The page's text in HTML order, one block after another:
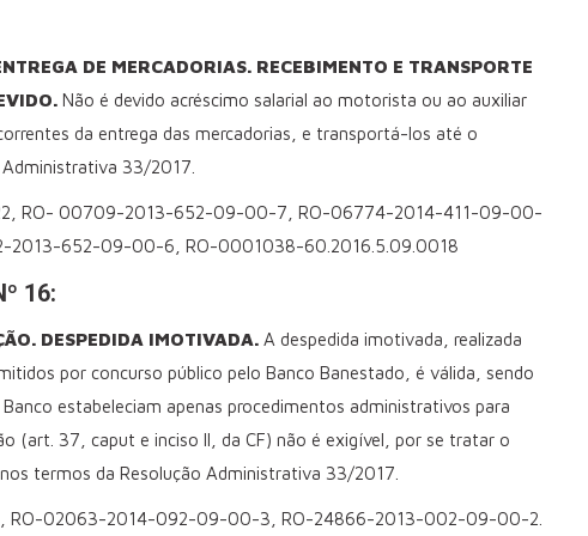
DE MERCADORIAS. RECEBIMENTO E TRANSPORTE
Não é devido acréscimo salarial ao motorista ou ao auxiliar
da entrega das mercadorias, e transportá-los até o
33/2017.
RO- 00709-2013-652-09-00-7, RO-06774-2014-411-09-00-
652-09-00-6, RO-0001038-60.2016.5.09.0018
16:
DESPEDIDA IMOTIVADA. A despedida imotivada, realizada
por concurso público pelo Banco Banestado, é válida, sendo
estabeleciam apenas procedimentos administrativos para
(art. 37, caput e inciso II, da CF) não é exigível, por se tratar o
termos da Resolução Administrativa 33/2017.
RO-02063-2014-092-09-00-3, RO-24866-2013-002-09-00-2.